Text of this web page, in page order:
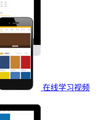
在线学习视频